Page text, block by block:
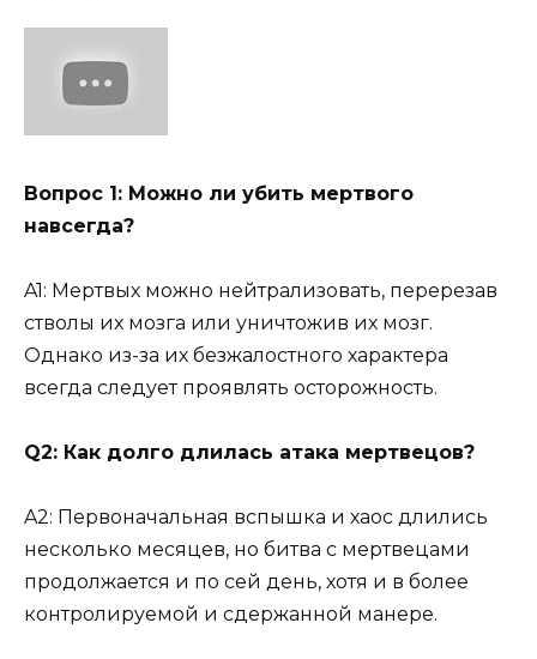
Вопрос 1: Можно ли убить мертвого
навсегда?
A1: Мертвых можно нейтрализовать, перерезав
стволы их мозга или уничтожив их мозг.
Однако из-за их безжалостного характера
всегда следует проявлять осторожность.
Q2: Как долго длилась атака мертвецов?
A2: Первоначальная вспышка и хаос длились
несколько месяцев, но битва с мертвецами
продолжается и по сей день, хотя и в более
контролируемой и сдержанной манере.